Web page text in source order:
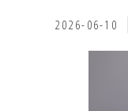
2026-06-10